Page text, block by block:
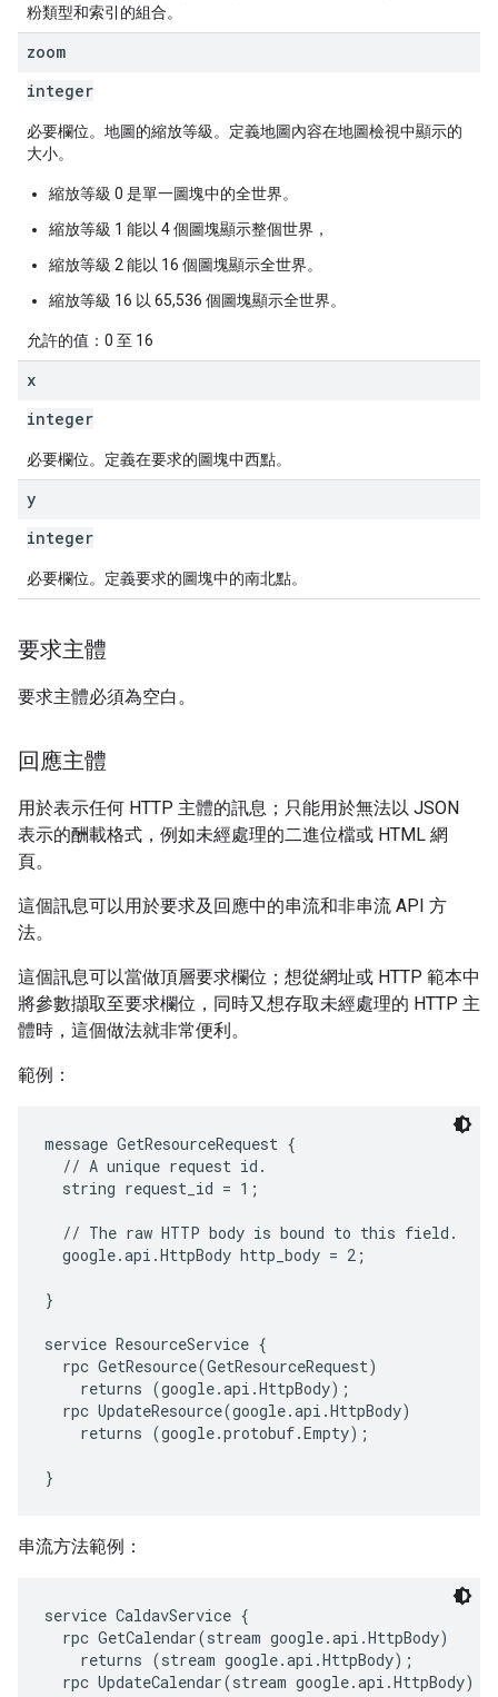
粉類型和索引的組合。
zoom
integer
必要欄位。地圖的縮放等級。定義地圖內容在地圖檢視中顯示的
大小。
縮放等級 0 是單一圖塊中的全世界。
縮放等級 1 能以 4 個圖塊顯示整個世界，
縮放等級 2 能以 16 個圖塊顯示全世界。
縮放等級 16 以 65,536 個圖塊顯示全世界。
允許的值：0 至 16
x
integer
必要欄位。定義在要求的圖塊中西點。
y
integer
必要欄位。定義要求的圖塊中的南北點。
要求主體
要求主體必須為空白。
回應主體
用於表示任何 HTTP 主體的訊息；只能用於無法以 JSON
表示的酬載格式，例如未經處理的二進位檔或 HTML 網
頁。
這個訊息可以用於要求及回應中的串流和非串流 API 方
法。
這個訊息可以當做頂層要求欄位；想從網址或 HTTP 範本中
將參數擷取至要求欄位，同時又想存取未經處理的 HTTP 主
體時，這個做法就非常便利。
範例：
message GetResourceRequest {
  // A unique request id.
  string request_id = 1;
  // The raw HTTP body is bound to this field.
  google.api.HttpBody http_body = 2;
}
service ResourceService {
  rpc GetResource(GetResourceRequest)
    returns (google.api.HttpBody);
  rpc UpdateResource(google.api.HttpBody)
    returns (google.protobuf.Empty);
串流方法範例：
service CaldavService {
  rpc GetCalendar(stream google.api.HttpBody)
    returns (stream google.api.HttpBody);
  rpc UpdateCalendar(stream google.api.HttpBody)